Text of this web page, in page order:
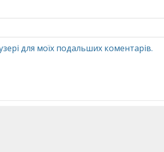
для моїх подальших коментарів.